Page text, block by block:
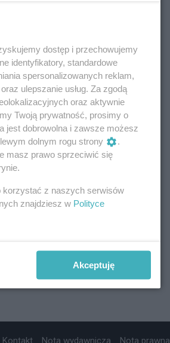
Kontakt Nota wydawnicza Nota prawna
dostęp i przechowujemy
identyfikatory, standardowe
spersonalizowanych reklam,
ulepszanie usług. Za zgodą
oraz aktywnie
Twoją prywatność, prosimy o
jest dobrowolna i zawsze możesz
dolnym rogu strony
.
masz prawo sprzeciwić się
korzystać z naszych serwisów
znajdziesz w Polityce
Akceptuję